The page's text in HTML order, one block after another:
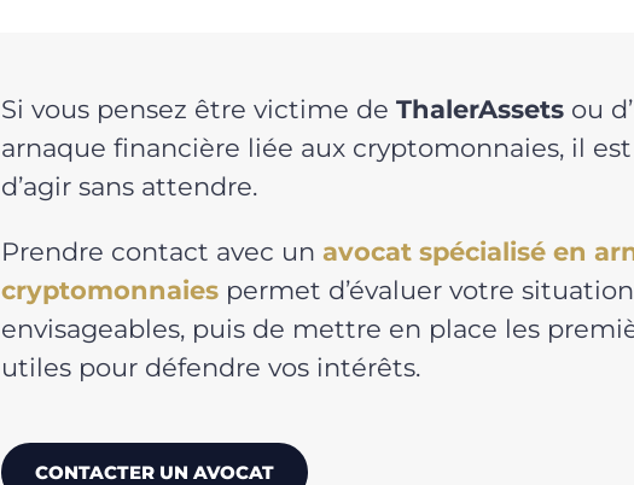
Si vous pensez être victime de ThalerAssets ou
arnaque financière liée aux cryptomonnaies, il
d’agir sans attendre.
Prendre contact avec un avocat spécialisé en
cryptomonnaies permet d’évaluer votre
envisageables, puis de mettre en place les
utiles pour défendre vos intérêts.
CONTACTER UN AVOCAT